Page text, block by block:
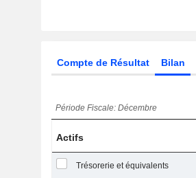
Compte de Résultat Bilan
Période Fiscale: Décembre
Actifs
Trésorerie et équivalents